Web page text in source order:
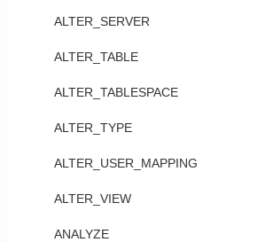
ALTER_SERVER
ALTER_TABLE
ALTER_TABLESPACE
ALTER_TYPE
ALTER_USER_MAPPING
ALTER_VIEW
ANALYZE